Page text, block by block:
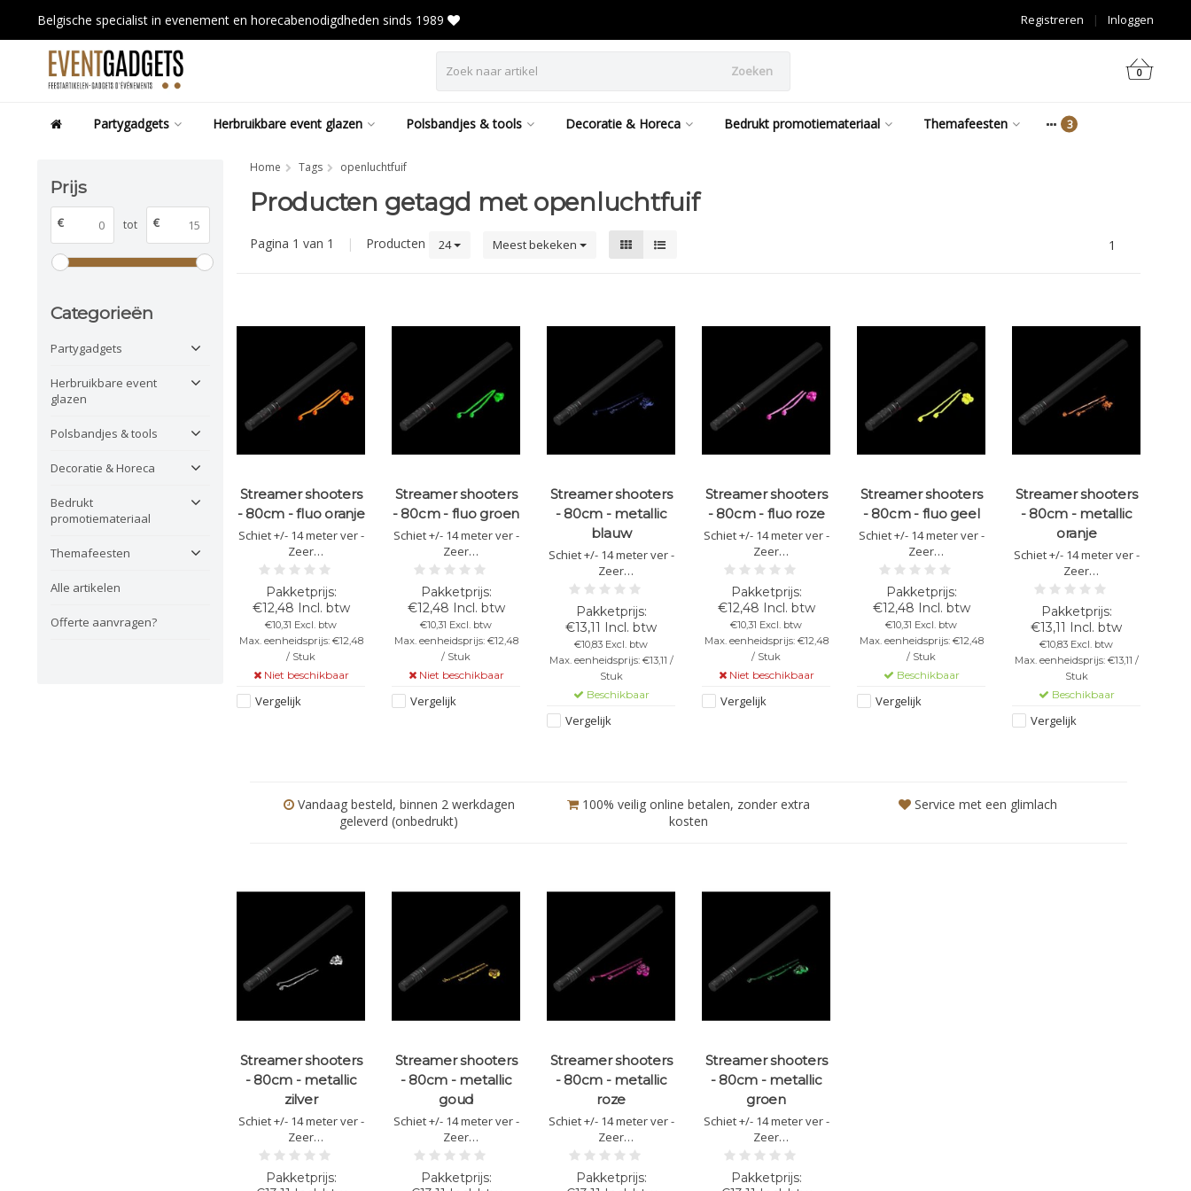
Belgische specialist in evenement en horecabenodigdheden sinds 1989 Inloggen
|
Registreren
Zoeken 0
Partygadgets Herbruikbare event glazen Polsbandjes & tools Decoratie & Horeca Bedrukt promotiemateriaal Themafeesten
Prijs
€ tot €
Categorieën
Partygadgets
Herbruikbare event
glazen
Polsbandjes & tools
Decoratie & Horeca
Bedrukt
promotiemateriaal
Themafeesten
Alle artikelen
Offerte aanvragen?
Home Tags openluchtfuif
Producten getagd met openluchtfuif
Pagina 1 van 1 | Producten 24 Meest bekeken 1
Streamer shooters
- 80cm - fluo oranje
Schiet +/- 14 meter ver -
Zeer
gebruiksvriendelijk -
Veilig &
brandvertragende -
Lengte van 80cm -
Kleur: fluo oranje
streamers - Let op: Richt
dit kanon nooit op
mensen of dieren!
€12,48 Incl. btw
€10,31 Excl. btw
Max. eenheidsprijs: €12,48
/ Stuk
Niet beschikbaar
Vergelijk
Streamer shooters
- 80cm - fluo groen
Schiet +/- 14 meter ver -
Zeer
gebruiksvriendelijk -
Veilig &
brandvertragende -
Lengte van 80cm -
Kleur: fluo groen
streamers - Let op: Richt
dit kanon nooit op
mensen of dieren!
€12,48 Incl. btw
€10,31 Excl. btw
Max. eenheidsprijs: €12,48
/ Stuk
Niet beschikbaar
Vergelijk
Streamer shooters
- 80cm - metallic
blauw
Schiet +/- 14 meter ver -
Zeer
gebruiksvriendelijk -
Veilig &
brandvertragende -
Lengte van 80cm -
Kleur: metallic blauwe
streamers - Let op: Richt
de kanonnen nooit op
mensen of dieren!
€13,11 Incl. btw
€10,83 Excl. btw
Max. eenheidsprijs: €13,11 /
Stuk
Beschikbaar
Vergelijk
Streamer shooters
- 80cm - fluo roze
Schiet +/- 14 meter ver -
Zeer
gebruiksvriendelijk -
Veilig &
brandvertragende -
Lengte van 80cm -
Kleur: fluo roze
streamers - Let op: Richt
dit kanon nooit op
mensen of dieren!
€12,48 Incl. btw
€10,31 Excl. btw
Max. eenheidsprijs: €12,48
/ Stuk
Niet beschikbaar
Vergelijk
Streamer shooters
- 80cm - fluo geel
Schiet +/- 14 meter ver -
Zeer
gebruiksvriendelijk -
Veilig &
brandvertragende -
Lengte van 80cm -
Kleur: fluo gele
streamers - Let op: Richt
dit kanon nooit op
mensen of dieren!
€12,48 Incl. btw
€10,31 Excl. btw
Max. eenheidsprijs: €12,48
/ Stuk
Beschikbaar
Vergelijk
Streamer shooters
- 80cm - metallic
oranje
Schiet +/- 14 meter ver -
Zeer
gebruiksvriendelijk -
Veilig &
brandvertragende -
Lengte van 80cm -
Kleur: metallic oranje
streamers - Let op: Richt
dit kanon nooit op
mensen of dieren!
€13,11 Incl. btw
€10,83 Excl. btw
Max. eenheidsprijs: €13,11 /
Stuk
Beschikbaar
Vergelijk
Vandaag besteld, binnen 2 werkdagen
geleverd (onbedrukt)
100% veilig online betalen, zonder extra
kosten
Service met een glimlach
Streamer shooters
- 80cm - metallic
zilver
Schiet +/- 14 meter ver -
Zeer
gebruiksvriendelijk -
Veilig &
brandvertragende -
Streamer shooters
- 80cm - metallic
goud
Schiet +/- 14 meter ver -
Zeer
gebruiksvriendelijk -
Veilig &
brandvertragende -
Streamer shooters
- 80cm - metallic
roze
Schiet +/- 14 meter ver -
Zeer
gebruiksvriendelijk -
Veilig &
brandvertragende -
Streamer shooters
- 80cm - metallic
groen
Schiet +/- 14 meter ver -
Zeer
gebruiksvriendelijk -
Veilig &
brandvertragende -